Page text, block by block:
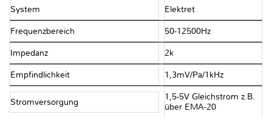
System Elektret
Frequenzbereich 50-12500Hz
Impedanz 2kΩ
Empfindlichkeit 1,3mV/Pa/1kHz
Stromversorgung
1,5-5V Gleichstrom z.B.
über EMA-20